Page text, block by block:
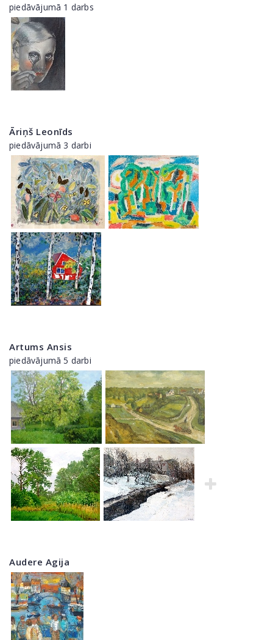
piedāvājumā 1 darbs
Āriņš Leonīds
piedāvājumā 3 darbi
Artums Ansis
piedāvājumā 5 darbi
Audere Agija